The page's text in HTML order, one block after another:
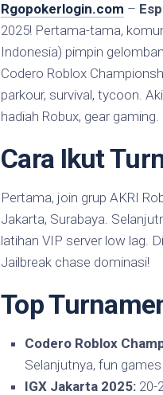
Rgopokerlogin.com –
2025! Pertama-tama,
Indonesia) pimpin
Codero Roblox
parkour, survival, tycoon.
hadiah Robux, gear
Cara Ikut
Pertama, join grup AKRI
Jakarta, Surabaya.
latihan VIP server low lag.
Jailbreak chase dominasi!
Top
Codero Roblox
Selanjutnya, fun
IGX Jakarta 2025: 20-